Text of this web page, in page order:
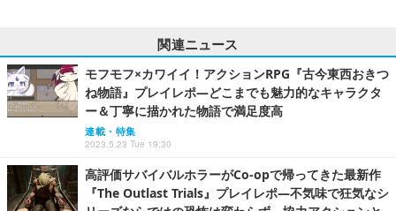
関連ニュース
モフモフ×カワイイ！アクションRPG『古今東西おきつ
ね物語』プレイレポ―どこまでも魅力的なキャラクタ
ー＆丁寧に描かれた物語で満足度高
連載・特集
2023.5.23 Tue 19:30
高評価サバイバルホラーがCo-opで帰ってきた最新作
『The Outlast Trials』プレイレポ―不気味で狂気なシ